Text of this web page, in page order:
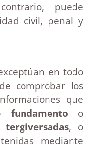
puede
civil, penal y
en todo
comprobar los
que
fundamento o
, o
mediante